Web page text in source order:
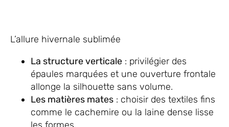
L’allure hivernale sublimée
La structure verticale : privilégier des
épaules marquées et une ouverture frontale
allonge la silhouette sans volume.
Les matières mates : choisir des textiles fins
comme le cachemire ou la laine dense lisse